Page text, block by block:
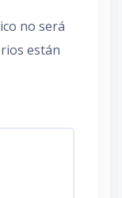
no será
están